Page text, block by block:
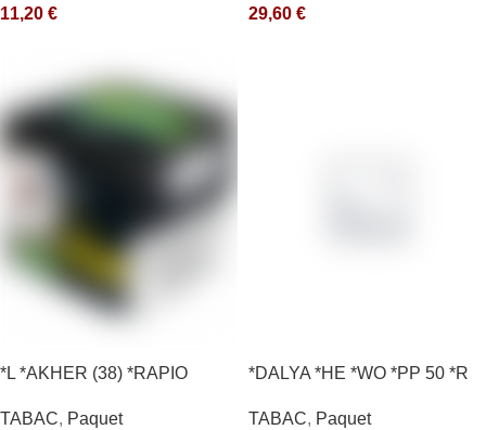
11,20 €
29,60 €
*L *AKHER (38) *RAPIO
TABAC, Paquet
*DALYA *HE *WO *PP 50 *R
TABAC, Paquet